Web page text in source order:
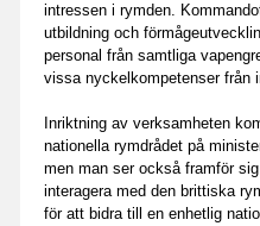
intressen i rymden.
utbildning och
personal från samtliga
vissa nyckelkompetenser från
Inriktning av verksamheten
nationella rymdrådet på
men man ser också framför
interagera med den brittiska
för att bidra till en enhetlig